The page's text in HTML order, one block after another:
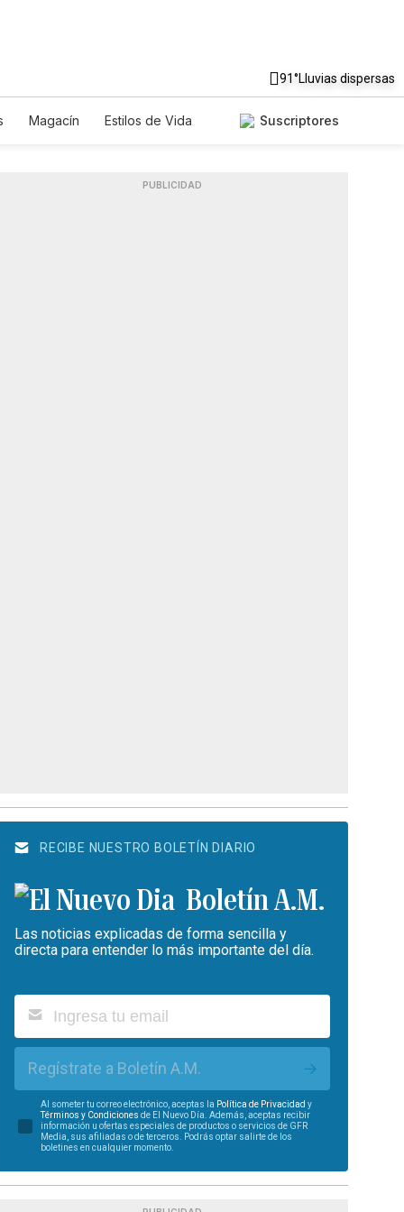
91°Lluvias dispersas
Magacín
Estilos de Vida
Suscriptores
PUBLICIDAD
RECIBE NUESTRO BOLETÍN DIARIO
Boletín A.M.
Las noticias explicadas de forma sencilla y
directa para entender lo más importante del día.
Regístrate a Boletín A.M.
Al someter tu correo electrónico, aceptas la Política de Privacidad y
Términos y Condiciones de El Nuevo Día. Además, aceptas recibir
información u ofertas especiales de productos o servicios de GFR
Media, sus afiliadas o de terceros. Podrás optar salirte de los
boletines en cualquier momento.